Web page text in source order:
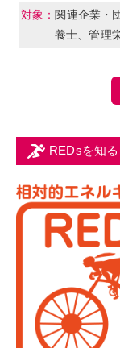
関連企業・
養士、管理
REDsを知る